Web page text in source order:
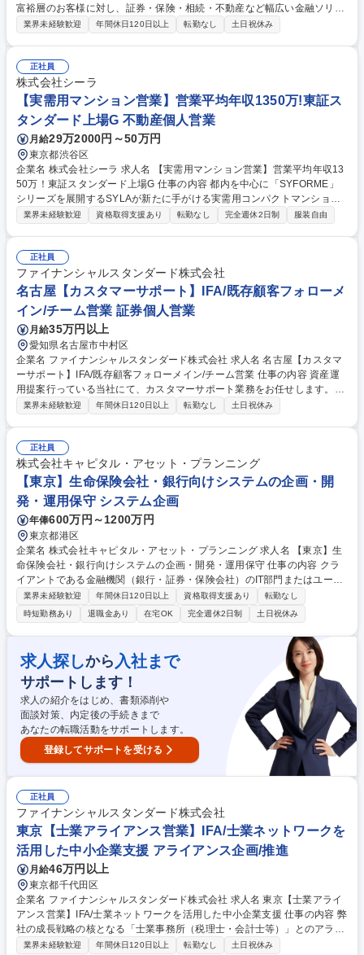
富裕層のお客様に対し、証券・保険・相続・不動産など幅広い金融ソリュ
ーションをワンストップで提案します。セミナーや紹介を中心としたイン
策、不動産活用に関するコンサルティング ■プランの実行支援、および定
期的なアフターフォロー ■顧客満足度95％を誇る、顧客本位で質の高いコ
ンサルティングの提供 ■オンライン面談の実施等、DXを活用した効率的な
顧客対応 ※お客様の意向を最優先できる「中立的な立場」での提案が最大
の特徴です。 募集職種 東京【資産運用アドバイザー/IFA】高単価営業の経
験を活かす/インバウンド集客
業界未経験歓迎 年間休日120日以上 転勤なし 土日祝休み
正社員
株式会社シーラ
【実需用マンション営業】営業平均年収1350万!東証ス
タンダード上場G 不動産個人営業
月給29万2000円～50万円
東京都渋谷区
企業名 株式会社シーラ 求人名 【実需用マンション営業】営業平均年収13
50万！東証スタンダード上場G 仕事の内容 都内を中心に「SYFORME」
シリーズを展開するSYLAが新たに手がける実需用コンパクトマンション
の不動産コンサルタントとして、分譲マンションの商品説明から引渡しま
グ・希望やニーズに合わせた物件のご紹介 ■提案資料やシミュレーション
の作成 ■契約・決済関連業務・ご契約後のアフターフォロー・クロージン
グ…等 ※当社は、実需・収益用不動産領域どちらの取扱いもございます。
※変更の範囲：会社の定める業務 募集職種 【実需用マンション営業】営
業平均年収1350万！東証スタンダード上場G
業界未経験歓迎 資格取得支援あり 転勤なし 完全週休2日制 服装自由
正社員
ファイナンシャルスタンダード株式会社
名古屋【カスタマーサポート】IFA/既存顧客フォローメ
イン/チーム営業 証券個人営業
月給35万円以上
愛知県名古屋市中村区
企業名 ファイナンシャルスタンダード株式会社 求人名 名古屋【カスタマ
ーサポート】IFA/既存顧客フォローメイン/チーム営業 仕事の内容 資産運
用提案行っている当社にて、カスタマーサポート業務をお任せします。既
存顧客へのコンサルティング/提案/アフターフォローが主な職務です。1顧
からの問い合わせ対応・面談・ヒアリング ■テレコールによる顧客活動状
況の確認と継続的なフォローアップ ■追加提案資料の作成・プレゼンテー
ション 顧客の長期的な資産運用を伴走しながら支援するポジションです。
営業活動は主にインバウンド対応・定期フォローが中心で、新規開拓はあ
りません。 募集職種 名古屋【カスタマーサポート】IFA/既存顧客フォロー
メイン/チーム営業
業界未経験歓迎 年間休日120日以上 転勤なし 土日祝休み
正社員
株式会社キャピタル・アセット・プランニング
【東京】生命保険会社・銀行向けシステムの企画・開
発・運用保守 システム企画
年俸600万円～1200万円
東京都港区
企業名 株式会社キャピタル・アセット・プランニング 求人名 【東京】生
命保険会社・銀行向けシステムの企画・開発・運用保守 仕事の内容 クラ
イアントである金融機関（銀行・証券・保険会社）のIT部門またはユーザ
ー部門に常駐し、システム企画・開発・運用保守の社員支援を担当いただ
きます。 【具体的な業務内容】プロジェクト・案件推進、システム化構想
企画、プロジェクト計画、要求定義、システム開発各成果物レビュー、テ
スト計画、受入テスト、本番リリース立ち合い、QA対応、問合せ対応、
障害対応等 募集職種 【東京】生命保険会社・銀行向けシステムの企画・
開発・運用保守
業界未経験歓迎 年間休日120日以上 資格取得支援あり
転勤なし
時短勤務あり
退職金あり 在宅OK 完全週休2日制 土日祝休み
求人探しから 入社まで
サポートします！
求人の紹介をはじめ、書類添削や
面談対策、内定後の手続きまで
あなたの転職活動をサポートします。
登録してサポートを受ける
正社員
ファイナンシャルスタンダード株式会社
東京【士業アライアンス営業】IFA/士業ネットワークを
活用した中小企業支援 アライアンス企画/推進
月給46万円以上
東京都千代田区
企業名 ファイナンシャルスタンダード株式会社 求人名 東京【士業アライ
アンス営業】IFA/士業ネットワークを活用した中小企業支援 仕事の内容 弊
社の成長戦略の核となる「士業事務所（税理士・会計士等）」とのアライ
アンス推進をお任せします。提携先の新規開拓から関係深耕、さらには新
業界未経験歓迎 年間休日120日以上 転勤なし 土日祝休み